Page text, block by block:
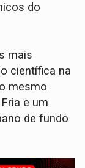
do
mais
científica na
mesmo
e um
de fundo